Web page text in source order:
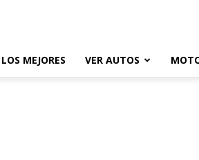
LOS MEJORES VER AUTOS